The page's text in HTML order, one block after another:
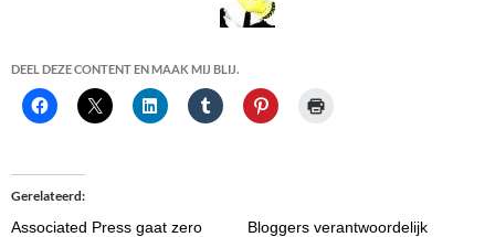
DEEL DEZE CONTENT EN MAAK MIJ BLIJ.
Gerelateerd
Associated Press gaat zero
Bloggers verantwoordelijk